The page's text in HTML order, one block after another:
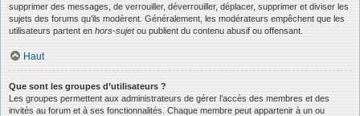
supprimer des messages, de verrouiller, déverrouiller, déplacer, supprimer et diviser les
sujets des forums qu’ils modèrent. Généralement, les modérateurs empêchent que les
utilisateurs partent en hors-sujetou publient du contenu abusif ou offensant.
Haut
Que sont les groupes d’utilisateurs ?
Les groupes permettent aux administrateurs de gérer l’accès des membres et des
invités au forum et à ses fonctionnalités. Chaque membre peut appartenir à un ou